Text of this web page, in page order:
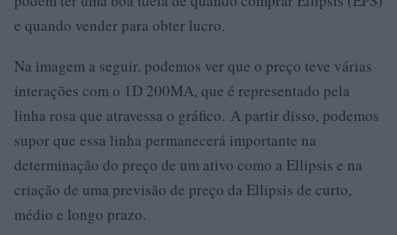
e quando vender para obter lucro.
Na imagem a seguir, podemos ver que o preço teve várias
interações com o 1D 200MA, que é representado pela
linha rosa que atravessa o gráfico. A partir disso, podemos
supor que essa linha permanecerá importante na
determinação do preço de um ativo como a Ellipsis e na
criação de uma previsão de preço da Ellipsis de curto,
médio e longo prazo.